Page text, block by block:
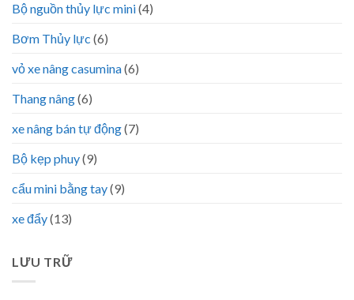
Bộ nguồn thủy lực mini(4)
Bơm Thủy lực (6)
vỏ xe nâng casumina(6)
Thang nâng(6)
xe nâng bán tự động(7)
Bộ kẹp phuy(9)
cẩu mini bằng tay(9)
xe đẩy(13)
LƯU TRỮ